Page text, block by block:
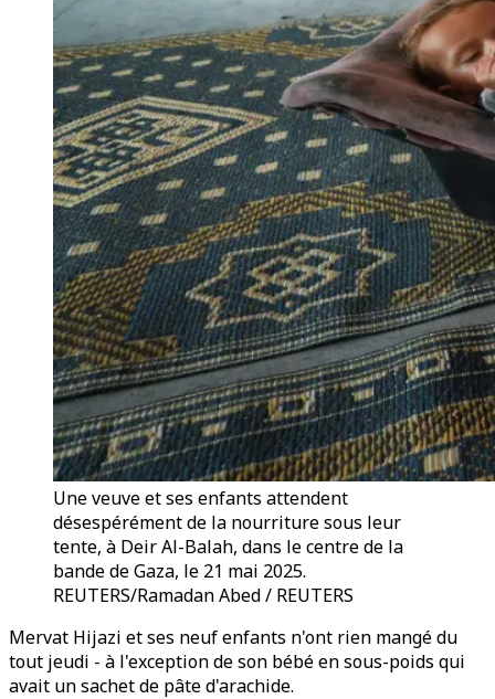
Une veuve et ses enfants attendent
désespérément de la nourriture sous leur
tente, à Deir Al-Balah, dans le centre de la
bande de Gaza, le 21 mai 2025.
REUTERS/Ramadan Abed / REUTERS
Mervat Hijazi et ses neuf enfants n'ont rien mangé du
tout jeudi - à l'exception de son bébé en sous-poids qui
avait un sachet de pâte d'arachide.